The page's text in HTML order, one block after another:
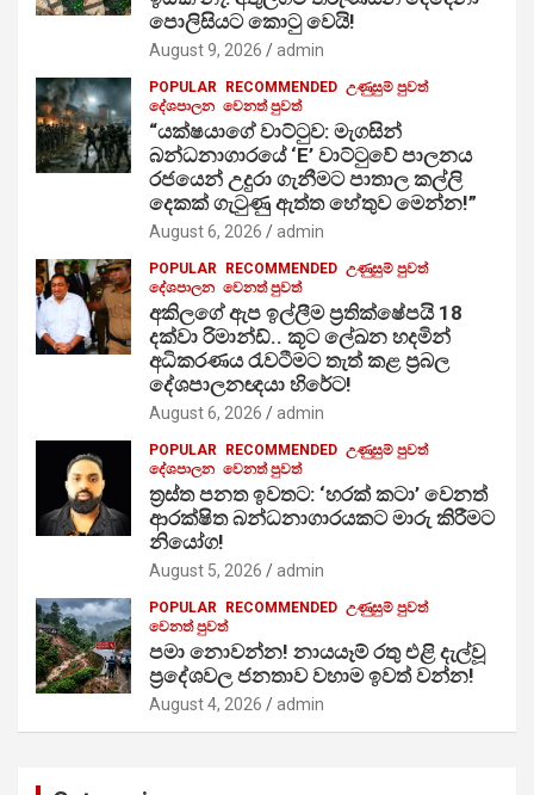
පොලිසියට කොටු වෙයි!
August 9, 2026 admin
POPULAR RECOMMENDED උණුසුම් පුවත්
දේශපාලන වෙනත් පුවත්
“යක්ෂයාගේ වාට්ටුව: මැගසින්
බන්ධනාගාරයේ ‘E’ වාට්ටුවේ පාලනය
රජයෙන් උදුරා ගැනීමට පාතාල කල්ලි
දෙකක් ගැටුණු ඇත්ත හේතුව මෙන්න!”
August 6, 2026 admin
POPULAR RECOMMENDED උණුසුම් පුවත්
දේශපාලන වෙනත් පුවත්
අකිලගේ ඇප ඉල්ලීම ප්‍රතික්ෂේපයි 18
දක්වා රිමාන්ඩ්.. කූට ලේඛන හදමින්
අධිකරණය රැවටීමට තැත් කළ ප්‍රබල
දේශපාලනඥයා හිරේට!
August 6, 2026 admin
POPULAR RECOMMENDED උණුසුම් පුවත්
දේශපාලන වෙනත් පුවත්
ත්‍රස්ත පනත ඉවතට: ‘හරක් කටා’ වෙනත්
ආරක්ෂිත බන්ධනාගාරයකට මාරු කිරීමට
නියෝග!
August 5, 2026 admin
POPULAR RECOMMENDED උණුසුම් පුවත්
වෙනත් පුවත්
පමා නොවන්න! නායයෑම් රතු එළි දැල්වූ
ප්‍රදේශවල ජනතාව වහාම ඉවත් වන්න!
August 4, 2026 admin